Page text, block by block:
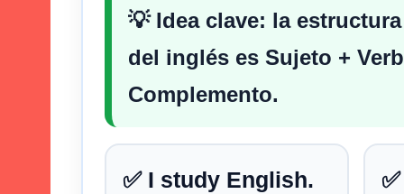
💡 Idea clave: la
del inglés es Sujeto +
Complemento.
✅ I study English.